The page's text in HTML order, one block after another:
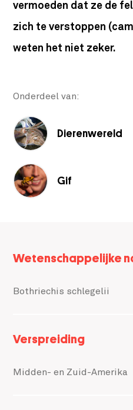
vermoeden dat ze de
zich te verstoppen
weten het niet zeker.
Onderdeel van:
Dierenwereld
Gif
Meta
Wetenschappelijke
Bothriechis schlegelii
Verspreiding
Midden- en Zuid-Amerika